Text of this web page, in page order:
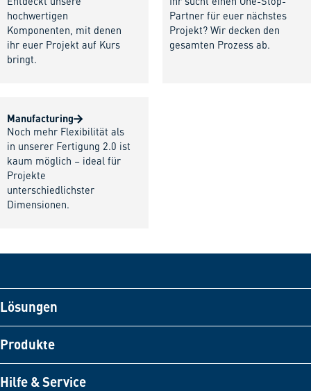
Entdeckt unsere
hochwertigen
Komponenten, mit denen
ihr euer Projekt auf Kurs
bringt.
Ihr sucht einen One-Stop-
Partner für euer nächstes
Projekt? Wir decken den
gesamten Prozess ab.
Manufacturing
Noch mehr Flexibilität als
in unserer Fertigung 2.0 ist
kaum möglich – ideal für
Projekte
unterschiedlichster
Dimensionen.
Lösungen
Produkte
Hilfe & Service